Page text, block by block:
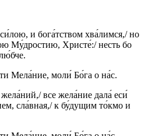
и бога́тством хва́лимся,/ но
Му́дростию, Христе́:/ несть бо
Мела́ние, моли́ Бо́га о на́с.
все жела́ние дала́ еси́
сла́вная,/ к бу́дущим то́кмо и